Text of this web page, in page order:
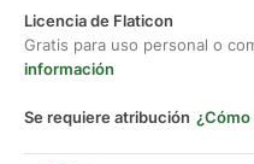
Licencia de Flaticon
Gratis para uso personal o
información
Se requiere atribución